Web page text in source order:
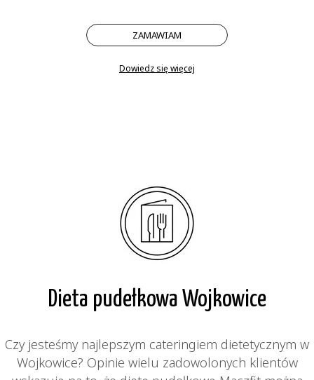
ZAMAWIAM
Dowiedz się więcej
Dieta pudełkowa Wojkowice
Czy jesteśmy najlepszym cateringiem dietetycznym w
Wojkowice? Opinie wielu zadowolonych klientów